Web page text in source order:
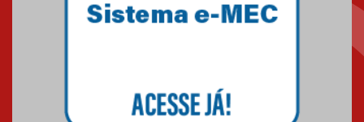
docentes para debater
inovação e desafios da
educação superior